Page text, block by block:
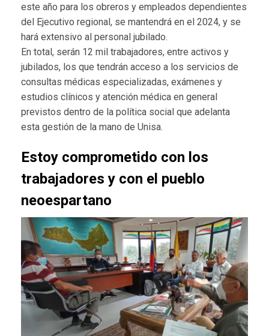
este año para los obreros y empleados dependientes
del Ejecutivo regional, se mantendrá en el 2024, y se
hará extensivo al personal jubilado.
En total, serán 12 mil trabajadores, entre activos y
jubilados, los que tendrán acceso a los servicios de
consultas médicas especializadas, exámenes y
estudios clínicos y atención médica en general
previstos dentro de la política social que adelanta
esta gestión de la mano de Unisa.
Estoy comprometido con los
trabajadores y con el pueblo
neoespartano